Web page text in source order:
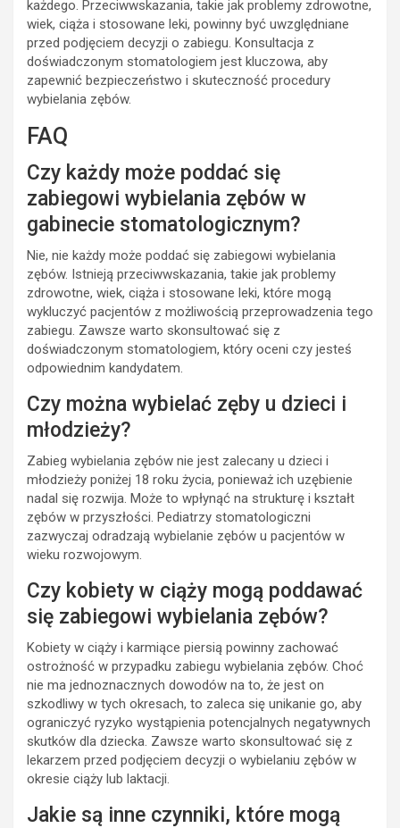
każdego. Przeciwwskazania, takie jak problemy zdrowotne,
wiek, ciąża i stosowane leki, powinny być uwzględniane
przed podjęciem decyzji o zabiegu. Konsultacja z
doświadczonym stomatologiem jest kluczowa, aby
zapewnić bezpieczeństwo i skuteczność procedury
wybielania zębów.
FAQ
Czy każdy może poddać się
zabiegowi wybielania zębów w
gabinecie stomatologicznym?
Nie, nie każdy może poddać się zabiegowi wybielania
zębów. Istnieją przeciwwskazania, takie jak problemy
zdrowotne, wiek, ciąża i stosowane leki, które mogą
wykluczyć pacjentów z możliwością przeprowadzenia tego
zabiegu. Zawsze warto skonsultować się z
doświadczonym stomatologiem, który oceni czy jesteś
odpowiednim kandydatem.
Czy można wybielać zęby u dzieci i
młodzieży?
Zabieg wybielania zębów nie jest zalecany u dzieci i
młodzieży poniżej 18 roku życia, ponieważ ich uzębienie
nadal się rozwija. Może to wpłynąć na strukturę i kształt
zębów w przyszłości. Pediatrzy stomatologiczni
zazwyczaj odradzają wybielanie zębów u pacjentów w
wieku rozwojowym.
Czy kobiety w ciąży mogą poddawać
się zabiegowi wybielania zębów?
Kobiety w ciąży i karmiące piersią powinny zachować
ostrożność w przypadku zabiegu wybielania zębów. Choć
nie ma jednoznacznych dowodów na to, że jest on
szkodliwy w tych okresach, to zaleca się unikanie go, aby
ograniczyć ryzyko wystąpienia potencjalnych negatywnych
skutków dla dziecka. Zawsze warto skonsultować się z
lekarzem przed podjęciem decyzji o wybielaniu zębów w
okresie ciąży lub laktacji.
Jakie są inne czynniki, które mogą